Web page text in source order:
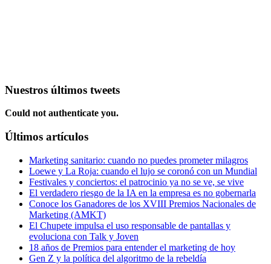
Nuestros últimos tweets
Could not authenticate you.
Últimos artículos
Marketing sanitario: cuando no puedes prometer milagros
Loewe y La Roja: cuando el lujo se coronó con un Mundial
Festivales y conciertos: el patrocinio ya no se ve, se vive
El verdadero riesgo de la IA en la empresa es no gobernarla
Conoce los Ganadores de los XVIII Premios Nacionales de
Marketing (AMKT)
El Chupete impulsa el uso responsable de pantallas y
evoluciona con Talk y Joven
18 años de Premios para entender el marketing de hoy
Gen Z y la política del algoritmo de la rebeldía